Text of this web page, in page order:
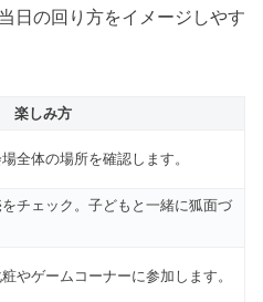
日の回り方をイメージしやす
楽しみ方
全体の場所を確認します。
チェック。子どもと一緒に狐面づ
やゲームコーナーに参加します。